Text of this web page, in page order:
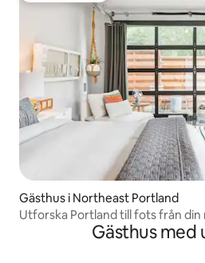
Gästhus i Northeast Portland
Utforska Portland till fots från
Gästhus med